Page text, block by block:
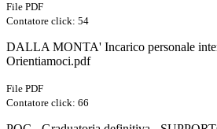
File PDF
Contatore click: 54
DALLA MONTA' Incarico personale
Orientiamoci.pdf
File PDF
Contatore click: 66